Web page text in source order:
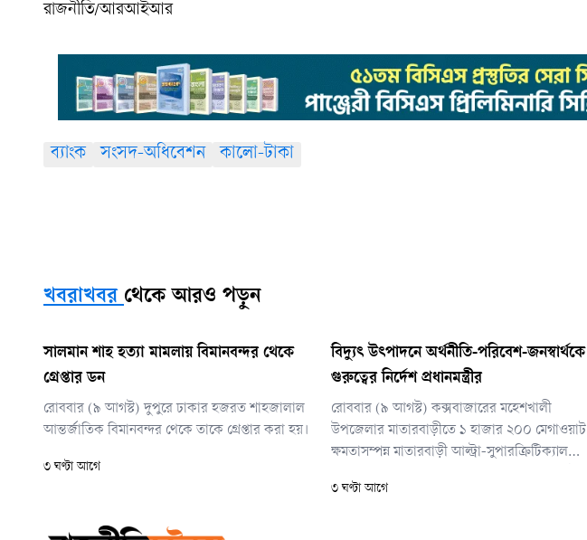
রাজনীতি/আরআইআর
ব্যাংক সংসদ-অধিবেশন কালো-টাকা
খবরাখবর থেকে আরও পড়ুন
সালমান শাহ হত্যা মামলায় বিমানবন্দর থেকে
গ্রেপ্তার ডন
রোববার (৯ আগস্ট) দুপুরে ঢাকার হজরত শাহজালাল
আন্তর্জাতিক বিমানবন্দর থেকে তাকে গ্রেপ্তার করা হয়।
৩ ঘণ্টা আগে
বিদ্যুৎ উৎপাদনে অর্থনীতি-পরিবেশ-জনস্বার্থকে
গুরুত্বের নির্দেশ প্রধানমন্ত্রীর
রোববার (৯ আগস্ট) কক্সবাজারের মহেশখালী
উপজেলার মাতারবাড়ীতে ১ হাজার ২০০ মেগাওয়াট
ক্ষমতাসম্পন্ন মাতারবাড়ী আল্ট্রা-সুপারক্রিটিক্যাল
কর্মকর্তাদের এসব নির্দেশনা দেন প্রধানমন্ত্রী।
৩ ঘণ্টা আগে